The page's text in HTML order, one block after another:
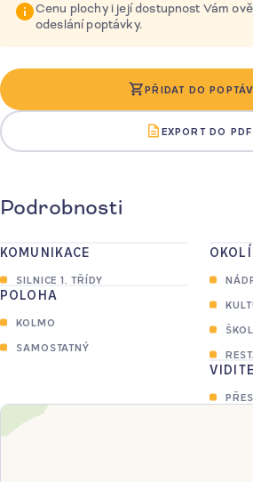
Cenu plochy i její dostupnost Vám
odeslání poptávky.
PŘIDAT DO
EXPORT DO PDF
Podrobnosti
KOMUNIKACE
SILNICE 1. TŘÍDY
POLOHA
KOLMO
SAMOSTATNÝ